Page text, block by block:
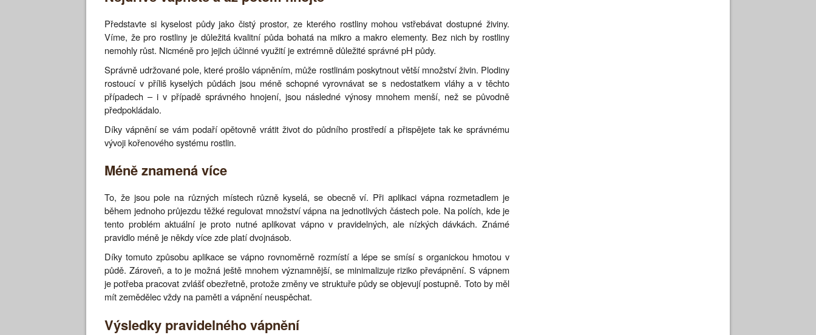
Představte si kyselost půdy jako čistý prostor, ze kterého rostliny mohou vstřebávat dostupné živiny.
Víme, že pro rostliny je důležitá kvalitní půda bohatá na mikro a makro elementy. Bez nich by rostliny
nemohly růst. Nicméně pro jejich účinné využití je extrémně důležité správné pH půdy.
Správně udržované pole, které prošlo vápněním, může rostlinám poskytnout větší množství živin. Plodiny
rostoucí v příliš kyselých půdách jsou méně schopné vyrovnávat se s nedostatkem vláhy a v těchto
případech – i v případě správného hnojení, jsou následné výnosy mnohem menší, než se původně
předpokládalo.
Díky vápnění se vám podaří opětovně vrátit život do půdního prostředí a přispějete tak ke správnému
vývoji kořenového systému rostlin.
Méně znamená více
To, že jsou pole na různých místech různě kyselá, se obecně ví. Při aplikaci vápna rozmetadlem je
během jednoho průjezdu těžké regulovat množství vápna na jednotlivých částech pole. Na polích, kde je
tento problém aktuální je proto nutné aplikovat vápno v pravidelných, ale nízkých dávkách. Známé
pravidlo méně je někdy více zde platí dvojnásob.
Díky tomuto způsobu aplikace se vápno rovnoměrně rozmístí a lépe se smísí s organickou hmotou v
půdě. Zároveň, a to je možná ještě mnohem významnější, se minimalizuje riziko převápnění. S vápnem
je potřeba pracovat zvlášť obezřetně, protože změny ve struktuře půdy se objevují postupně. Toto by měl
mít zemědělec vždy na paměti a vápnění neuspěchat.
Výsledky pravidelného vápnění